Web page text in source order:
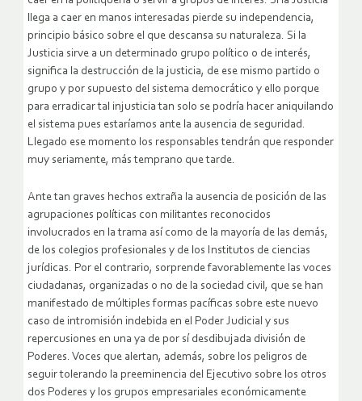
llega a caer en manos interesadas pierde su independencia,
principio básico sobre el que descansa su naturaleza. Si la
Justicia sirve a un determinado grupo político o de interés,
significa la destrucción de la justicia, de ese mismo partido o
grupo y por supuesto del sistema democrático y ello porque
para erradicar tal injusticia tan solo se podría hacer aniquilando
el sistema pues estaríamos ante la ausencia de seguridad.
Llegado ese momento los responsables tendrán que responder
muy seriamente, más temprano que tarde.
Ante tan graves hechos extraña la ausencia de posición de las
agrupaciones políticas con militantes reconocidos
involucrados en la trama así como de la mayoría de las demás,
de los colegios profesionales y de los Institutos de ciencias
jurídicas. Por el contrario, sorprende favorablemente las voces
ciudadanas, organizadas o no de la sociedad civil, que se han
manifestado de múltiples formas pacíficas sobre este nuevo
caso de intromisión indebida en el Poder Judicial y sus
repercusiones en una ya de por sí desdibujada división de
Poderes. Voces que alertan, además, sobre los peligros de
seguir tolerando la preeminencia del Ejecutivo sobre los otros
dos Poderes y los grupos empresariales económicamente